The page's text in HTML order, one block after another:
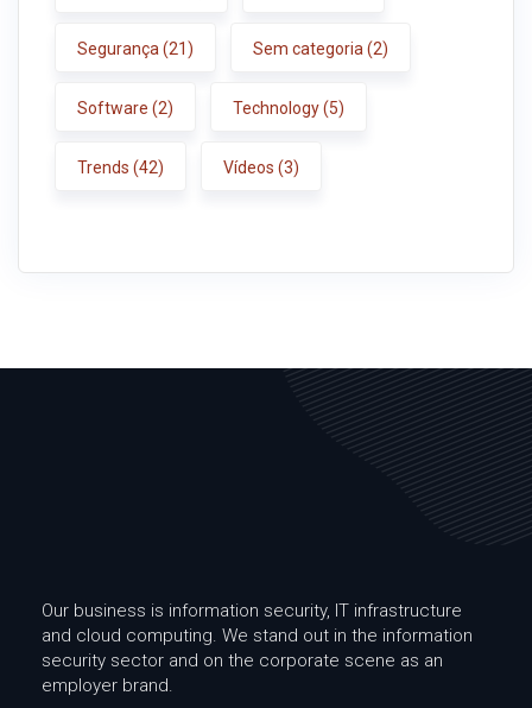
Segurança (21) Sem categoria (2)
Software (2) Technology(5)
Trends (42) Vídeos (3)
Our business is information security, IT infrastructure
and cloud computing. We stand out in the information
security sector and on the corporate scene as an
employer brand.